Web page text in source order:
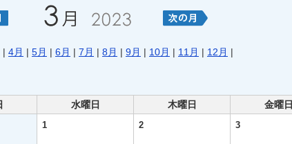
| 4月 | 5月 | 6月 | 7月 | 8月 | 9月 | 10月 | 11月 | 12月 |
水曜日 木曜日 金曜日
1 2 3